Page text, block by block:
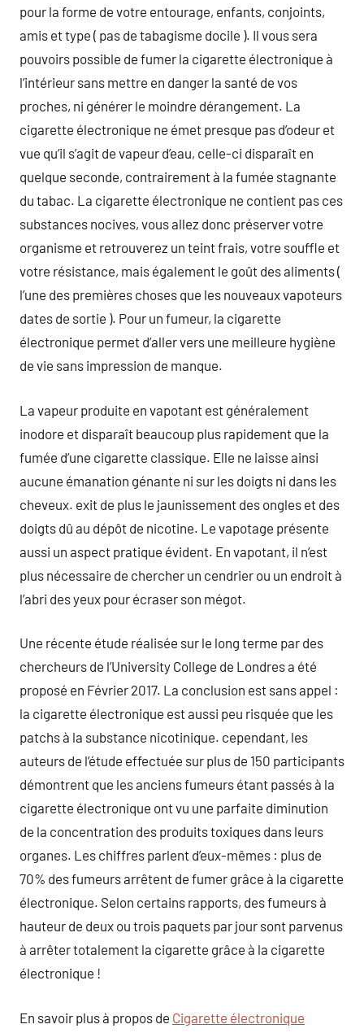
pour la forme de votre entourage, enfants, conjoints,
amis et type ( pas de tabagisme docile ). Il vous sera
pouvoirs possible de fumer la cigarette électronique à
l’intérieur sans mettre en danger la santé de vos
proches, ni générer le moindre dérangement. La
cigarette électronique ne émet presque pas d’odeur et
vue qu’il s’agit de vapeur d’eau, celle-ci disparaît en
quelque seconde, contrairement à la fumée stagnante
du tabac. La cigarette électronique ne contient pas ces
substances nocives, vous allez donc préserver votre
organisme et retrouverez un teint frais, votre souffle et
votre résistance, mais également le goût des aliments (
l’une des premières choses que les nouveaux vapoteurs
dates de sortie ). Pour un fumeur, la cigarette
électronique permet d’aller vers une meilleure hygiène
de vie sans impression de manque.
La vapeur produite en vapotant est généralement
inodore et disparaît beaucoup plus rapidement que la
fumée d’une cigarette classique. Elle ne laisse ainsi
aucune émanation génante ni sur les doigts ni dans les
cheveux. exit de plus le jaunissement des ongles et des
doigts dû au dépôt de nicotine. Le vapotage présente
aussi un aspect pratique évident. En vapotant, il n’est
plus nécessaire de chercher un cendrier ou un endroit à
l’abri des yeux pour écraser son mégot.
Une récente étude réalisée sur le long terme par des
chercheurs de l’University College de Londres a été
proposé en Février 2017. La conclusion est sans appel :
la cigarette électronique est aussi peu risquée que les
patchs à la substance nicotinique. cependant, les
auteurs de l’étude effectuée sur plus de 150 participants
démontrent que les anciens fumeurs étant passés à la
cigarette électronique ont vu une parfaite diminution
de la concentration des produits toxiques dans leurs
organes. Les chiffres parlent d’eux-mêmes : plus de
70% des fumeurs arrêtent de fumer grâce à la cigarette
électronique. Selon certains rapports, des fumeurs à
hauteur de deux ou trois paquets par jour sont parvenus
à arrêter totalement la cigarette grâce à la cigarette
électronique !
En savoir plus à propos de Cigarette électronique